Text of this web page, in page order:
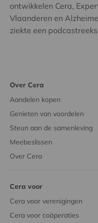
ontwikkelen Cera,
Vlaanderen en
ziekte een
Over Cera
Aandelen kopen
Genieten van voordelen
Steun aan de samenleving
Meebeslissen
Over Cera
Cera voor
Cera voor verenigingen
Cera voor coöperaties